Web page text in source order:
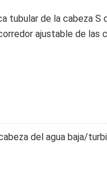
tubular de la cabeza S
ajustable de las
del agua baja/